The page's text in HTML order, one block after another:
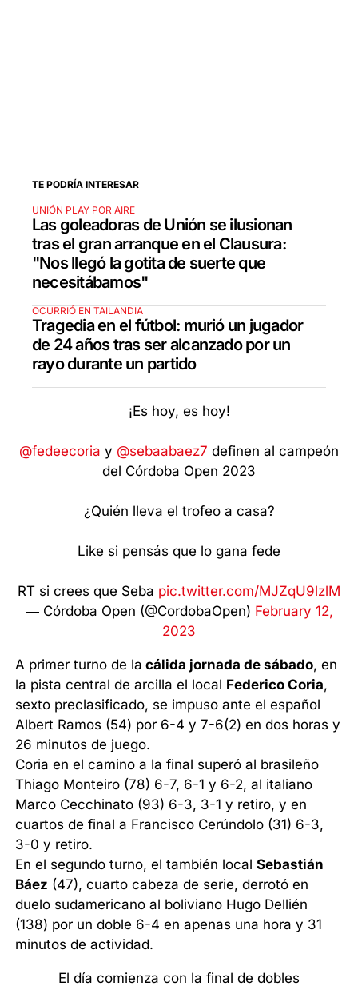
TE PODRÍA INTERESAR
UNIÓN PLAY POR AIRE
Las goleadoras de Unión se ilusionan
tras el gran arranque en el Clausura:
"Nos llegó la gotita de suerte que
necesitábamos"
OCURRIÓ EN TAILANDIA
Tragedia en el fútbol: murió un jugador
de 24 años tras ser alcanzado por un
rayo durante un partido
¡Es hoy, es hoy!
@fedeecoria y @sebaabaez7 definen al campeón
del Córdoba Open 2023
¿Quién lleva el trofeo a casa?
Like si pensás que lo gana fede
RT si crees que Seba pic.twitter.com/MJZqU9lzlM
— Córdoba Open (@CordobaOpen) February 12,
2023
A primer turno de la cálida jornada de sábado, en
la pista central de arcilla el local Federico Coria,
sexto preclasificado, se impuso ante el español
Albert Ramos (54) por 6-4 y 7-6(2) en dos horas y
26 minutos de juego.
Coria en el camino a la final superó al brasileño
Thiago Monteiro (78) 6-7, 6-1 y 6-2, al italiano
Marco Cecchinato (93) 6-3, 3-1 y retiro, y en
cuartos de final a Francisco Cerúndolo (31) 6-3,
3-0 y retiro.
En el segundo turno, el también localSebastián
Báez (47), cuarto cabeza de serie, derrotó en
duelo sudamericano al boliviano Hugo Dellién
(138) por un doble 6-4 en apenas una hora y 31
minutos de actividad.
El día comienza con la final de dobles